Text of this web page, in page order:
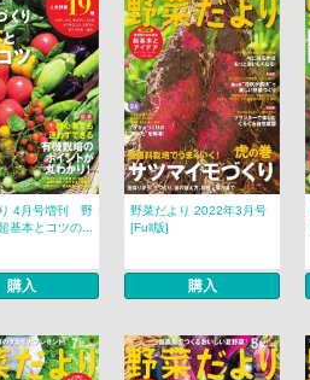
4月号増刊 野
基本とコツの...
購入
野菜だより 2022年3月号
[Full版]
購入